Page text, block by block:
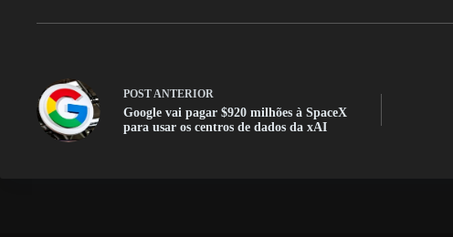
POSTANTERIOR
Google vai pagar $920 milhões à SpaceX
para usar os centros de dados da xAI